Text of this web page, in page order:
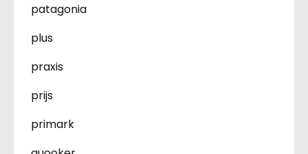
patagonia
plus
praxis
prijs
primark